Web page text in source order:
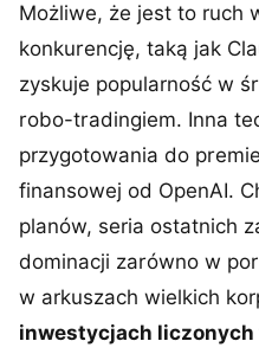
Możliwe, że jest to ruch
konkurencję, taką jak
zyskuje popularność w
robo-tradingiem. Inna
przygotowania do
finansowej od OpenAI.
planów, seria ostatnich
dominacji zarówno w
w arkuszach wielkich
inwestycjach liczonych